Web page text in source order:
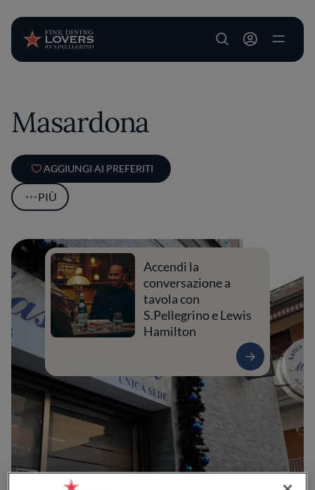
User account
Masardona
AGGIUNGI AI PREFERITI
PIÙ
Accendi la
conversazione a
tavola con
S.Pellegrino e Lewis
Hamilton